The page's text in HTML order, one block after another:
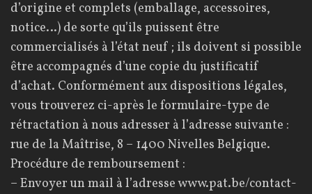
d’origine et complets (emballage, accessoires,
notice…) de sorte qu’ils puissent être
commercialisés à l’état neuf ; ils doivent si possible
être accompagnés d’une copie du justificatif
d’achat. Conformément aux dispositions légales,
vous trouverez ci-après le formulaire-type de
rétractation à nous adresser à l’adresse suivante :
rue de la Maîtrise, 8 – 1400 Nivelles Belgique.
Procédure de remboursement :
– Envoyer un mail à l’adresse www.pat.be/contact-